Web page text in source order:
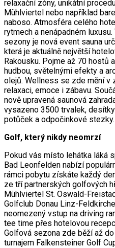
relaxační zóny, unikátní
Mühlviertel nebo například
naboso. Atmosféra celého
rytmech a nenápadném
sezony je nová event sauna
která je aktuálně největší
Rakousku. Pojme až 70 hostů
hudbou, světelnými efekty a
olejů. Wellness se zde mění v
relaxaci, emoce i zábavu.
nově upravená saunová
vysazeno 3500 trvalek,
potůček a odpočinkové stezky.
Golf, který nikdy neomrzí
Pokud vás místo lehátka láká
Bad Leonfelden nabízí
rámci pobytu získáte každý
ze tří partnerských golfových
Mühlviertel St. Oswald-
Golfclub Donau Linz-
neomezený vstup na driving
tee time přes hotelovou
Golfová sezona zde běží až
turnajem Falkensteiner Golf